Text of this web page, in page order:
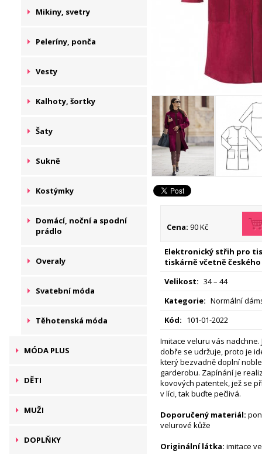
Mikiny, svetry
Peleríny, ponča
Vesty
Kalhoty, šortky
Šaty
Sukně
Kostýmky
Domácí, noční a spodní
prádlo
Overaly
Svatební móda
Těhotenská móda
MÓDA PLUS
DĚTI
MUŽI
DOPLŇKY
Cena: 90 Kč
Elektronický střih pro
tiskárně včetně českého
Velikost: 34 – 44
Kategorie: Normální
Kód: 101-01-2022
Imitace veluru vás nadchne.
dobře se udržuje, proto je
který bezvadně doplní
garderobu. Zapínání je
kovových patentek, jež se
v líci, tak buďte pečlivá.
Doporučený materiál:
velurové kůže
Originální látka: imitace